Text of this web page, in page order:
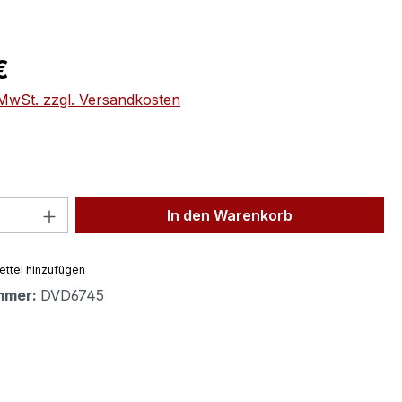
zzgl. Versandkosten
Gib den gewünschten Wert
In den Warenkorb
hinzufügen
DVD6745